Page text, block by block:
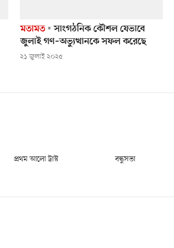
মতামত
সাংগঠনিক কৌশল যেভাবে
জুলাই গণ–অভ্যুত্থানকে সফল করেছে
২১ জুলাই ২০২৫
প্রথম আলো ট্রাস্ট বন্ধুসভা